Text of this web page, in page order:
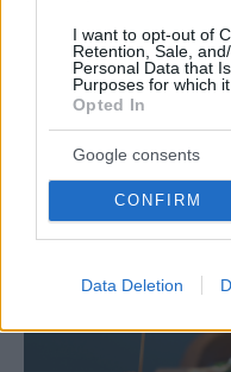
I want to opt-out of
Retention, Sale,
Personal Data that
Purposes for which
Opted In
Google consents
CONFIRM
Data Deletion
κλασικά cocktails, να
συνταγές και να είναι
επιθυμία.